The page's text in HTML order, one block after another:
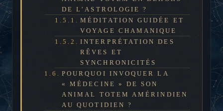
DE L’ASTROLOGIE ?
MÉDITATION GUIDÉE ET
VOYAGE CHAMANIQUE
INTERPRÉTATION DES
RÊVES ET
SYNCHRONICITÉS
POURQUOI INVOQUER LA
« MÉDECINE » DE SON
ANIMAL TOTEM AMÉRINDIEN
AU QUOTIDIEN ?